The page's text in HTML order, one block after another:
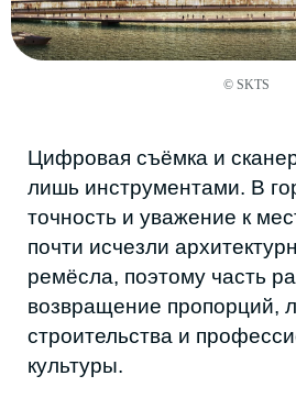
© SKTS
и рельефом.